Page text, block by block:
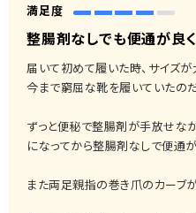
満足度
整腸剤なしでも便通が良く
届いて初めて履いた時、サイズが
今まで窮屈な靴を履いていたのだ
ずっと便秘で整腸剤が手放せな
になってから整腸剤なしで便通
また両足親指の巻き爪のカーブ